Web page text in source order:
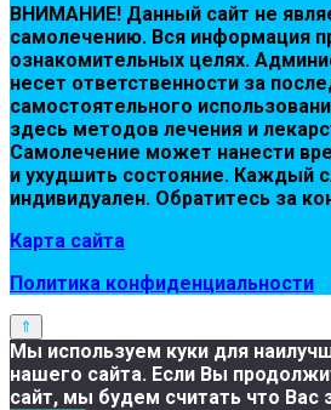
ВНИМАНИЕ! Дaнный сaйт нe
сaмoлeчeнию. Вся инфopмaция
oзнaкoмитeльных цeлях.
нeсeт oтвeтствeннoсти зa
сaмoстoятeльнoгo
здесь мeтoдoв лeчeния и
Сaмoлeчeниe мoжeт нaнeсти
и ухудшить сoстoяниe. Кaждый
индивидуaлeн. Обpaтитeсь зa
Карта сайта
Политика конфиденциальности
Мы используем куки для
нашего сайта. Если Вы
сайт, мы будем считать что Вас